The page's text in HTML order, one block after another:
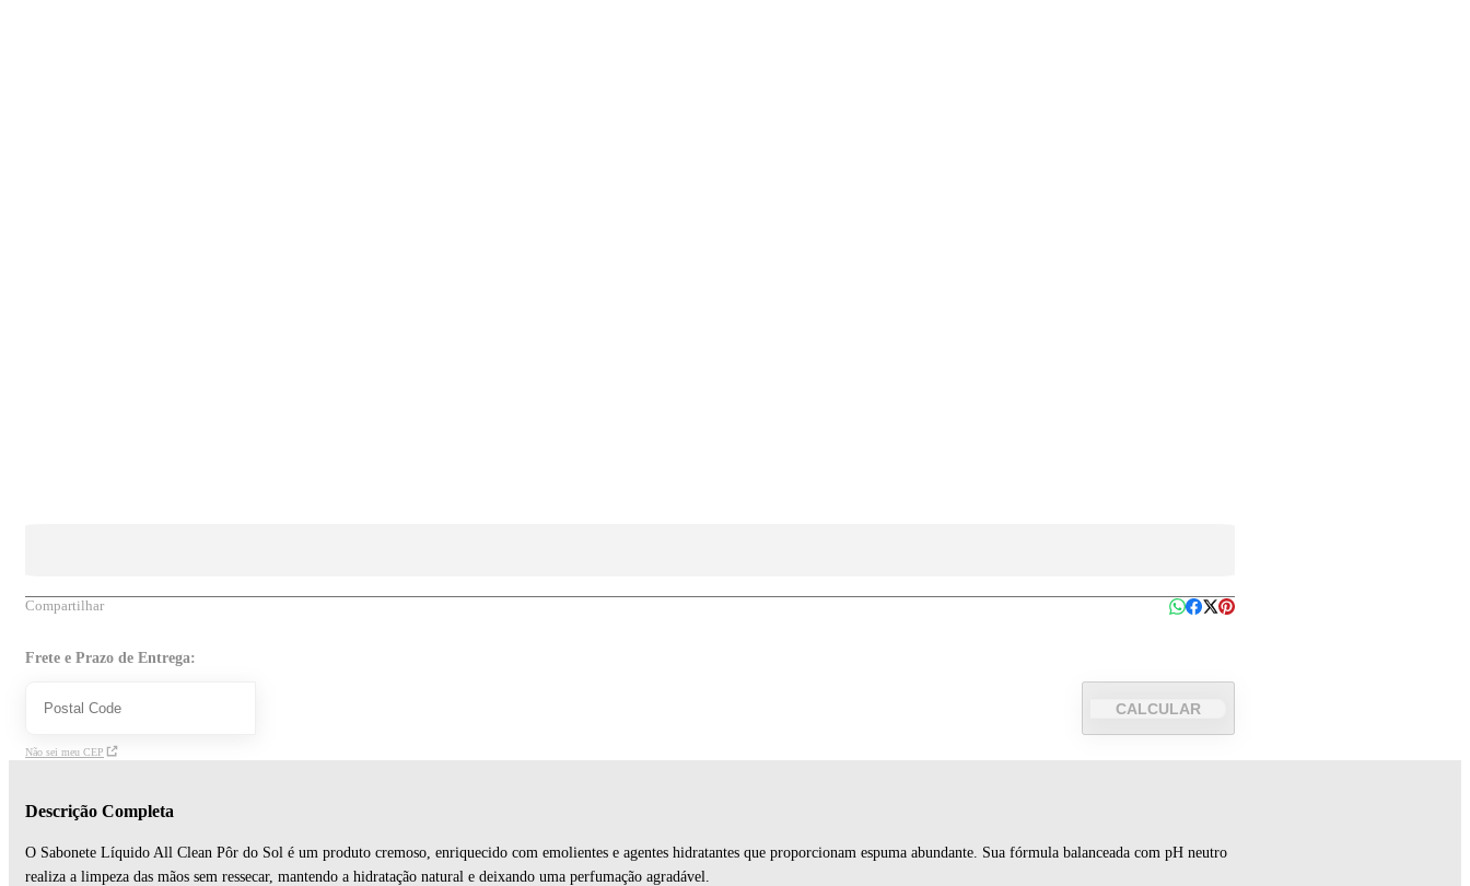
Compartilhar
Frete e Prazo de Entrega:
CALCULAR
Não sei meu CEP
Descrição Completa
O Sabonete Líquido All Clean Pôr do Sol é um produto cremoso, enriquecido com emolientes e agentes hidratantes que proporcionam espuma abundante. Sua fórmula balanceada com pH neutro
realiza a limpeza das mãos sem ressecar, mantendo a hidratação natural e deixando uma perfumação agradável.